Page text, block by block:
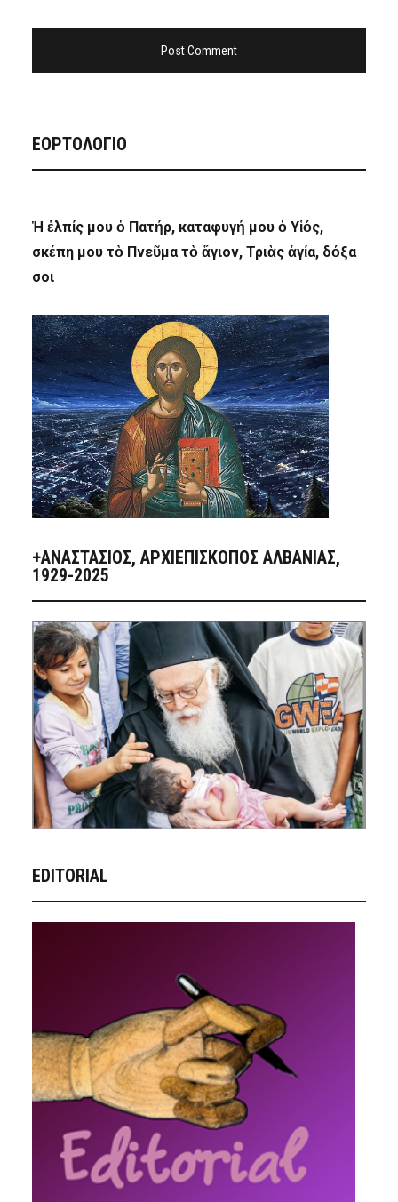
ΕΟΡΤΟΛΟΓΙΟ
Ἡ ἐλπίς μου ὁ Πατήρ, καταφυγή μου ὁ Υἱός,
σκέπη μου τὸ Πνεῦμα τὸ ἅγιον, Τριὰς ἁγία, δόξα
σοι
+ΑΝΑΣΤΆΣΙΟΣ, ΑΡΧΙΕΠΊΣΚΟΠΟΣ ΑΛΒΑΝΊΑΣ,
1929-2025
EDITORIAL